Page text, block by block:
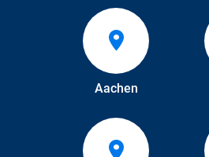
Aachen